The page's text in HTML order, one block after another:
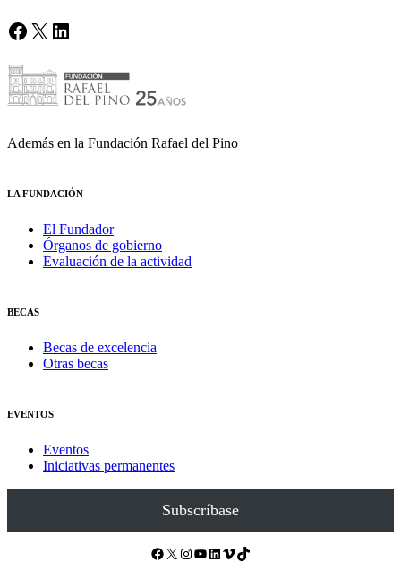
Facebook
X LinkedIn
Además en la Fundación Rafael del Pino
LA FUNDACIÓN
El Fundador
Órganos de gobierno
Evaluación de la actividad
BECAS
Becas de excelencia
Otras becas
EVENTOS
Eventos
Iniciativas permanentes
Subscríbase
Facebook X Instagram YouTube LinkedIn Vimeo TikTok